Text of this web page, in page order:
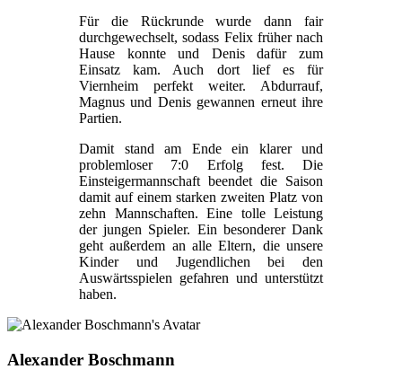
Für die Rückrunde wurde dann fair
durchgewechselt, sodass Felix früher nach
Hause konnte und Denis dafür zum
Einsatz kam. Auch dort lief es für
Viernheim perfekt weiter. Abdurrauf,
Magnus und Denis gewannen erneut ihre
Partien.
Damit stand am Ende ein klarer und
problemloser 7:0 Erfolg fest. Die
Einsteigermannschaft beendet die Saison
damit auf einem starken zweiten Platz von
zehn Mannschaften. Eine tolle Leistung
der jungen Spieler. Ein besonderer Dank
geht außerdem an alle Eltern, die unsere
Kinder und Jugendlichen bei den
Auswärtsspielen gefahren und unterstützt
haben.
Alexander Boschmann